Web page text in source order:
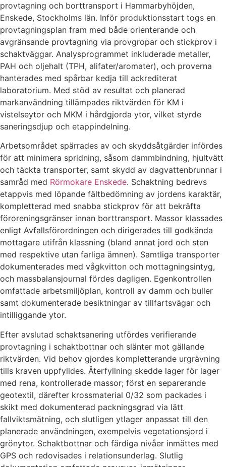
provtagning och borttransport i Hammarbyhöjden,
Enskede, Stockholms län. Inför produktionsstart togs en
provtagningsplan fram med både orienterande och
avgränsande provtagning via provgropar och stickprov i
schaktväggar. Analysprogrammet inkluderade metaller,
PAH och oljehalt (TPH, alifater/aromater), och proverna
hanterades med spårbar kedja till ackrediterat
laboratorium. Med stöd av resultat och planerad
markanvändning tillämpades riktvärden för KM i
vistelseytor och MKM i hårdgjorda ytor, vilket styrde
saneringsdjup och etappindelning.
Arbetsområdet spärrades av och skyddsåtgärder infördes
för att minimera spridning, såsom dammbindning, hjultvätt
och täckta transporter, samt skydd av dagvattenbrunnar i
samråd med Rörmokare Enskede. Schaktning bedrevs
etappvis med löpande fältbedömning av jordens karaktär,
kompletterad med snabba stickprov för att bekräfta
föroreningsgränser innan borttransport. Massor klassades
enligt Avfallsförordningen och dirigerades till godkända
mottagare utifrån klassning (bland annat jord och sten
med respektive utan farliga ämnen). Samtliga transporter
dokumenterades med vågkvitton och mottagningsintyg,
och massbalansjournal fördes dagligen. Egenkontrollen
omfattade arbetsmiljöplan, kontroll av damm och buller
samt dokumenterade besiktningar av tillfartsvägar och
intilliggande ytor.
Efter avslutad schaktsanering utfördes verifierande
provtagning i schaktbottnar och slänter mot gällande
riktvärden. Vid behov gjordes kompletterande urgrävning
tills kraven uppfylldes. Återfyllning skedde lager för lager
med rena, kontrollerade massor; först en separerande
geotextil, därefter krossmaterial 0/32 som packades i
skikt med dokumenterad packningsgrad via lätt
fallviktsmätning, och slutligen ytlager anpassat till den
planerade användningen, exempelvis vegetationsjord i
grönytor. Schaktbottnar och färdiga nivåer inmättes med
GPS och redovisades i relationsunderlag. Slutlig